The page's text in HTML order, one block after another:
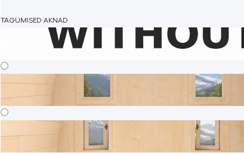
TAGUMISED AKNAD